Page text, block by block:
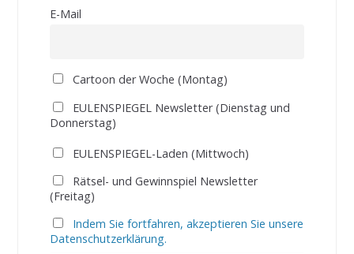
E-Mail
Cartoon der Woche (Montag)
EULENSPIEGEL Newsletter (Dienstag und
Donnerstag)
EULENSPIEGEL-Laden (Mittwoch)
Rätsel- und Gewinnspiel Newsletter
(Freitag)
Indem Sie fortfahren, akzeptieren Sie unsere
Datenschutzerklärung.